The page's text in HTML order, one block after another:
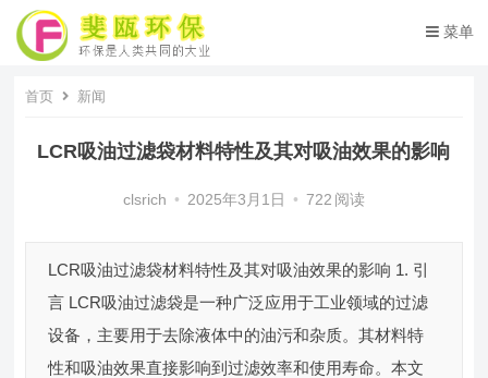
菜单
首页 新闻
LCR吸油过滤袋材料特性及其对吸油效果的影响
clsrich • 2025年3月1日 • 722 阅读
LCR吸油过滤袋材料特性及其对吸油效果的影响 1. 引
言 LCR吸油过滤袋是一种广泛应用于工业领域的过滤
设备，主要用于去除液体中的油污和杂质。其材料特
性和吸油效果直接影响到过滤效率和使用寿命。本文